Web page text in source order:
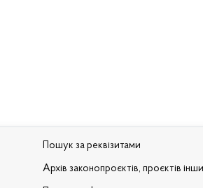
Пошук за реквізитами
Архів законопроєктів, проєктів